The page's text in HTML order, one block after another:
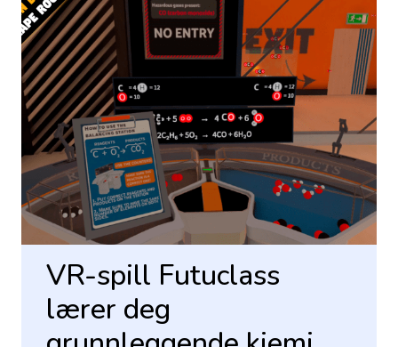
VR-spill Futuclass
lærer deg